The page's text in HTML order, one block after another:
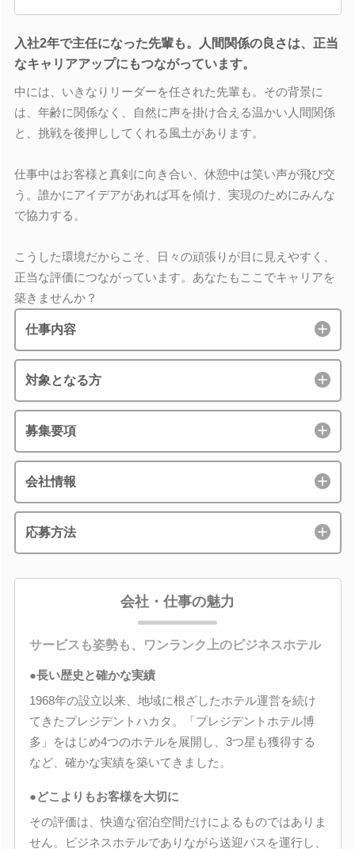
入社2年で主任になった先輩も。人間関係の良さは、正当
なキャリアアップにもつながっています。
中には、いきなりリーダーを任された先輩も。その背景に
は、年齢に関係なく、自然に声を掛け合える温かい人間関係
と、挑戦を後押ししてくれる風土があります。
仕事中はお客様と真剣に向き合い、休憩中は笑い声が飛び交
う。誰かにアイデアがあれば耳を傾け、実現のためにみんな
で協力する。
こうした環境だからこそ、日々の頑張りが目に見えやすく、
正当な評価につながっています。あなたもここでキャリアを
築きませんか？
仕事内容
対象となる方
募集要項
会社情報
応募方法
会社・仕事の魅力
サービスも姿勢も、ワンランク上のビジネスホテル
●長い歴史と確かな実績
1968年の設立以来、地域に根ざしたホテル運営を続け
てきたプレジデントハカタ。「プレジデントホテル博
多」をはじめ4つのホテルを展開し、3つ星も獲得する
など、確かな実績を築いてきました。
●どこよりもお客様を大切に
その評価は、快適な宿泊空間だけによるものではありま
せん。ビジネスホテルでありながら送迎バスを運行し、